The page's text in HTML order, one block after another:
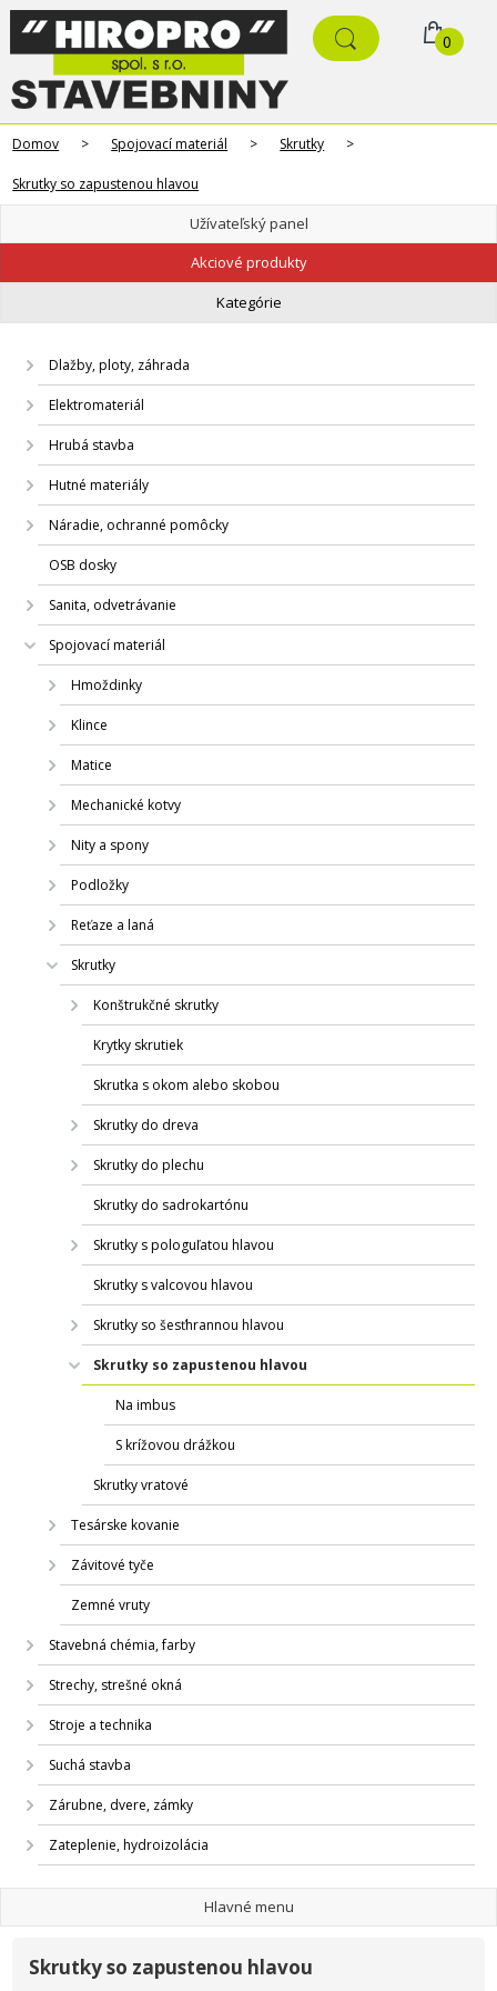
0
Domov > Spojovací materiál > Skrutky >
Skrutky so zapustenou hlavou
Užívateľský panel
Akciové produkty
Kategórie
Dlažby, ploty, záhrada
Elektromateriál
Hrubá stavba
Hutné materiály
Náradie, ochranné pomôcky
OSB dosky
Sanita, odvetrávanie
Spojovací materiál
Hmoždinky
Klince
Matice
Mechanické kotvy
Nity a spony
Podložky
Reťaze a laná
Skrutky
Konštrukčné skrutky
Krytky skrutiek
Skrutka s okom alebo skobou
Skrutky do dreva
Skrutky do plechu
Skrutky do sadrokartónu
Skrutky s pologuľatou hlavou
Skrutky s valcovou hlavou
Skrutky so šesťhrannou hlavou
Skrutky so zapustenou hlavou
Na imbus
S krížovou drážkou
Skrutky vratové
Tesárske kovanie
Závitové tyče
Zemné vruty
Stavebná chémia, farby
Strechy, strešné okná
Stroje a technika
Suchá stavba
Zárubne, dvere, zámky
Zateplenie, hydroizolácia
Hlavné menu
Skrutky so zapustenou hlavou